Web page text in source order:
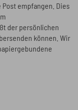
empfangen. Dies
der persönlichen
können. Wir